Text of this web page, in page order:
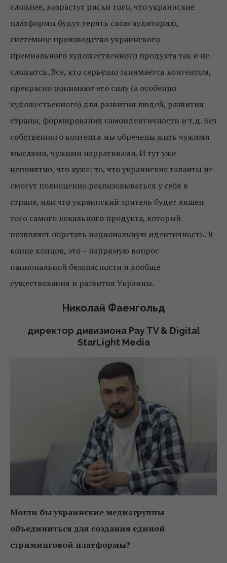
сложнее, возрастут риски того, что украинские
платформы будут терять свою аудиторию,
системное производство украинского
премиального художественного продукта так и не
сложится. Все, кто серьезно занимается контентом,
прекрасно понимают его силу (а особенно
художественного) для развития людей, развития
страны, формирования самоидентичности и т.д. Без
собственного контента мы обречены жить чужими
мыслями, чужими нарративами. И тут уже
непонятно, что хуже: то, что украинские таланты не
смогут полноценно реализовываться у себя в
стране, или что украинский зритель будет лишен
того самого локального продукта, который
позволяет обретать национальную идентичность. В
конце концов, это – напрямую вопрос
национальной безопасности и вообще
существования и развития Украины.
Николай Фаенгольд
директор дивизиона Pay TV & Digital
StarLight Media
Могли бы украинские медиагруппы
объединиться для создания единой
стриминговой платформы?